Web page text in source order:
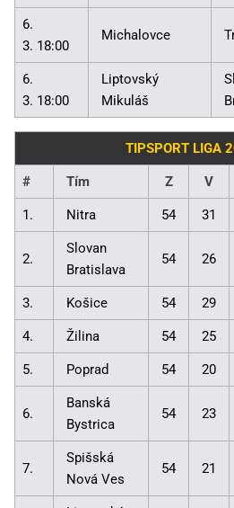
6.
3. 18:00
Michalovce
6.
3. 18:00
Liptovský
Mikuláš
TIPSPORT LIGA
# Tím Z V
1. Nitra 54 31
2.
Slovan
Bratislava
54 26
3. Košice 54 29
4. Žilina 54 25
5. Poprad 54 20
6.
Banská
Bystrica
54 23
7.
Spišská
Nová Ves
54 21